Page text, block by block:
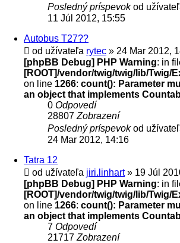
Posledný príspevokod
11 Júl 2012, 15:55
Autobus T27??
od užívateľa rytec » 24 Mar 2012,
[phpBB Debug] PHP Warning: in
[ROOT]/vendor/twig/twig/lib/Twig/
on line 1266: count(): Parameter
an object that implements
0 Odpovedí
28807 Zobrazení
Posledný príspevokod
24 Mar 2012, 14:16
Tatra 12
od užívateľa jiri.linhart» 19 Júl
[phpBB Debug] PHP Warning: in
[ROOT]/vendor/twig/twig/lib/Twig/
on line 1266: count(): Parameter
an object that implements
7 Odpovedí
21717 Zobrazení